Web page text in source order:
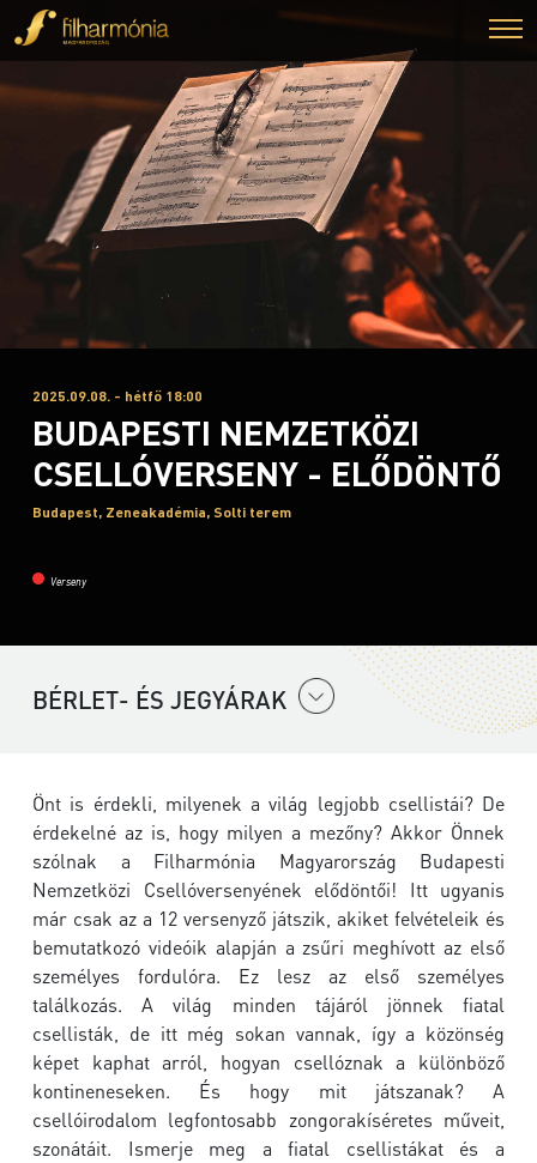
2025.09.08. - hétfő 18:00
BUDAPESTI NEMZETKÖZI
CSELLÓVERSENY - ELŐDÖNTŐ
Budapest, Zeneakadémia, Solti terem
Verseny
BÉRLET- ÉS JEGYÁRAK
Önt is érdekli, milyenek a világ legjobb csellistái? De
érdekelné az is, hogy milyen a mezőny? Akkor Önnek
szólnak a Filharmónia Magyarország Budapesti
Nemzetközi Csellóversenyének elődöntői! Itt ugyanis
már csak az a 12 versenyző játszik, akiket felvételeik és
bemutatkozó videóik alapján a zsűri meghívott az első
személyes fordulóra. Ez lesz az első személyes
találkozás. A világ minden tájáról jönnek fiatal
csellisták, de itt még sokan vannak, így a közönség
képet kaphat arról, hogyan csellóznak a különböző
kontineneseken. És hogy mit játszanak? A
csellóirodalom legfontosabb zongorakíséretes műveit,
szonátáit. Ismerje meg a fiatal csellistákat és a